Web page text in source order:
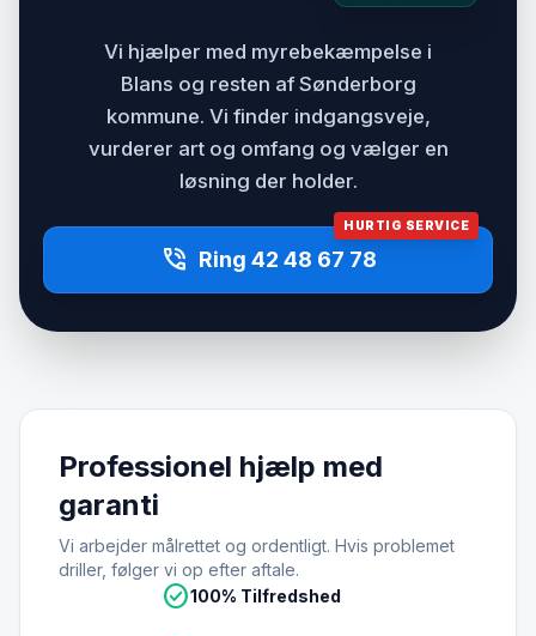
Vi hjælper med myrebekæmpelse i
Blans og resten af Sønderborg
kommune. Vi finder indgangsveje,
vurderer art og omfang og vælger en
løsning der holder.
HURTIG SERVICE
phone_in_talk Ring 42 48 67 78
Professionel hjælp med
garanti
Vi arbejder målrettet og ordentligt. Hvis problemet
driller, følger vi op efter aftale.
check_circle100% Tilfredshed